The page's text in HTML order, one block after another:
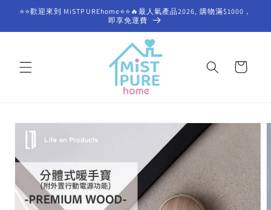
Skip to
content
⭐⭐歡迎來到 MiSTPUREhome⭐⭐🔥最人氣產品2026, 購物滿$1000，
即享免運費
Cart
Skip to
product
information